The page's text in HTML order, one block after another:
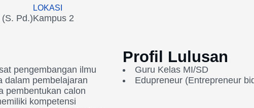
Pd.)
LOKASI
Kampus 2
pengembangan ilmu
dalam pembelajaran
pembentukan calon
kompetensi
Profil Lulusan
Guru Kelas MI/SD
Edupreneur (Entrepreneur